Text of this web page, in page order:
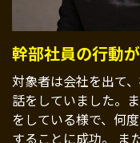
幹部社員の行動
対象者は会社を出て
話をしていました。
をしている様で、何
することに成功。 ま